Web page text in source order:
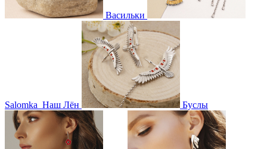
Васильки
Salomka Наш Лён Буслы